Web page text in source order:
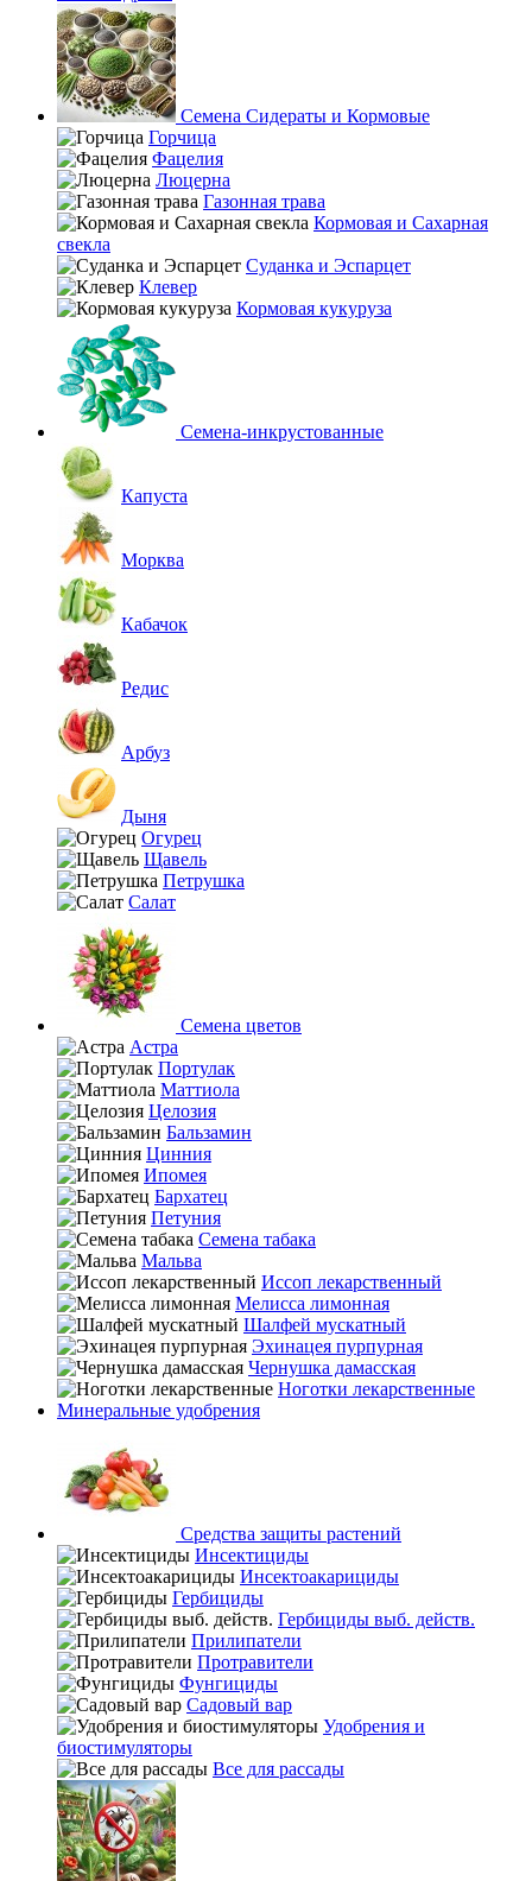
Семена Сидераты и Кормовые
Горчица
Фацелия
Люцерна
Газонная трава
Кормовая и Сахарная
свекла
Суданка и Эспарцет
Клевер
Кормовая кукуруза
Семена-инкрустованные
Капуста
Морква
Кабачок
Редис
Арбуз
Дыня
Огурец
Щавель
Петрушка
Салат
Семена цветов
Астра
Портулак
Маттиола
Целозия
Бальзамин
Цинния
Ипомея
Бархатец
Петуния
Семена табака
Мальва
Иссоп лекарственный
Мелисса лимонная
Шалфей мускатный
Эхинацея пурпурная
Чернушка дамасская
Ноготки лекарственные
Минеральные удобрения
Средства защиты растений
Инсектициды
Инсектоакарициды
Гербициды
Гербициды выб. действ.
Прилипатели
Протравители
Фунгициды
Садовый вар
Удобрения и
биостимуляторы
Все для рассады